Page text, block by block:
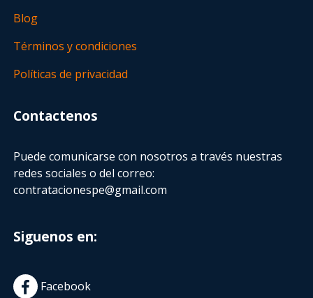
Blog
Términos y condiciones
Políticas de privacidad
Contactenos
Puede comunicarse con nosotros a través nuestras
redes sociales o del correo:
contratacionespe@gmail.com
Siguenos en:
Facebook